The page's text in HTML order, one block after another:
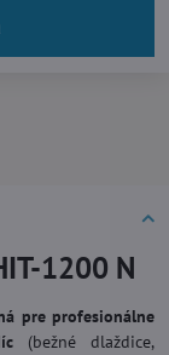
1200 N
pre profesionálne
(bežné dlaždice,